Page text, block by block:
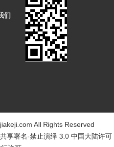
们
All Rights Reserved
享署名-禁止演绎 3.0 中国大陆许可